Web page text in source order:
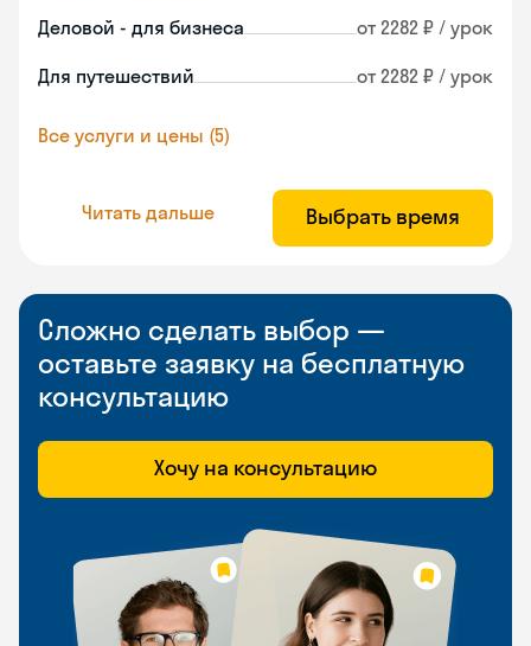
Деловой - для бизнеса от 2282 ₽ / урок
Для путешествий от 2282 ₽ / урок
Все услуги и цены (5)
Читать дальше Выбрать время
Сложно сделать выбор —
оставьте заявку на бесплатную
консультацию
Хочу на консультацию